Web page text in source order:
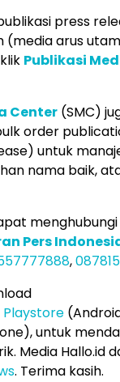
press
(media arus
Publikasi
Center (SMC)
order
untuk
nama baik,
Pers
,
Playstore
untuk
Media Hallo.id
. Terima kasih.